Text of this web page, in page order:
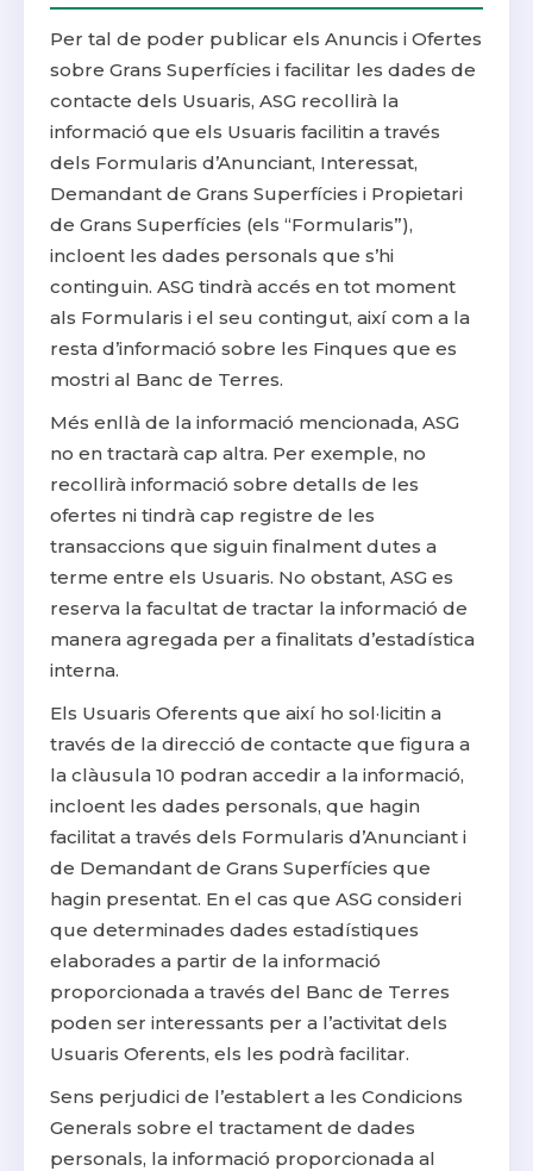
Per tal de poder publicar els Anuncis i Ofertes
sobre Grans Superfícies i facilitar les dades de
contacte dels Usuaris, ASG recollirà la
informació que els Usuaris facilitin a través
dels Formularis d’Anunciant, Interessat,
Demandant de Grans Superfícies i Propietari
de Grans Superfícies (els “Formularis”),
incloent les dades personals que s’hi
continguin. ASG tindrà accés en tot moment
als Formularis i el seu contingut, així com a la
resta d’informació sobre les Finques que es
mostri al Banc de Terres.
Més enllà de la informació mencionada, ASG
no en tractarà cap altra. Per exemple, no
recollirà informació sobre detalls de les
ofertes ni tindrà cap registre de les
transaccions que siguin finalment dutes a
terme entre els Usuaris. No obstant, ASG es
reserva la facultat de tractar la informació de
manera agregada per a finalitats d’estadística
interna.
Els Usuaris Oferents que així ho sol·licitin a
través de la direcció de contacte que figura a
la clàusula 10 podran accedir a la informació,
incloent les dades personals, que hagin
facilitat a través dels Formularis d’Anunciant i
de Demandant de Grans Superfícies que
hagin presentat. En el cas que ASG consideri
que determinades dades estadístiques
elaborades a partir de la informació
proporcionada a través del Banc de Terres
poden ser interessants per a l’activitat dels
Usuaris Oferents, els les podrà facilitar.
Sens perjudici de l’establert a les Condicions
Generals sobre el tractament de dades
personals, la informació proporcionada al